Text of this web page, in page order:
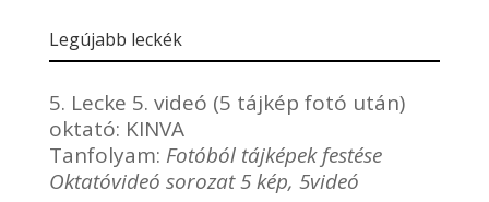
Legújabb leckék
5. Lecke 5. videó (5 tájkép fotó után)
oktató: KINVA
Tanfolyam: Fotóból tájképek festése
Oktatóvideó sorozat 5 kép, 5videó